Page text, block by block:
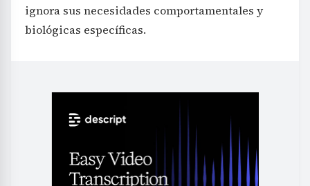
ignora sus necesidades comportamentales y
biológicas específicas.